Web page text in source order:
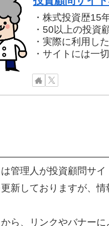
・株式投資歴15
・50以上の投資
・実際に利用し
・サイトには一
管理人が投資顧問サ
新しておりますが、
ら、リンクやバナー